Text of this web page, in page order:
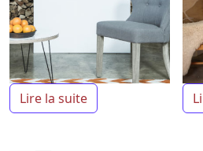
Lire la suite